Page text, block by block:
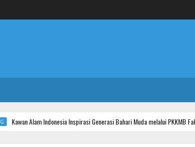
Indonesia Inspirasi Generasi Bahari Muda melalui PKKMB Fakultas